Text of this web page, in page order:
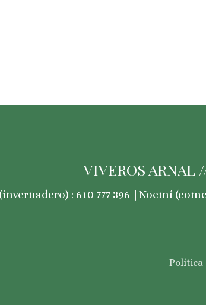
VIVEROS ARNAL
: 610 777 396 |Noemí
Política